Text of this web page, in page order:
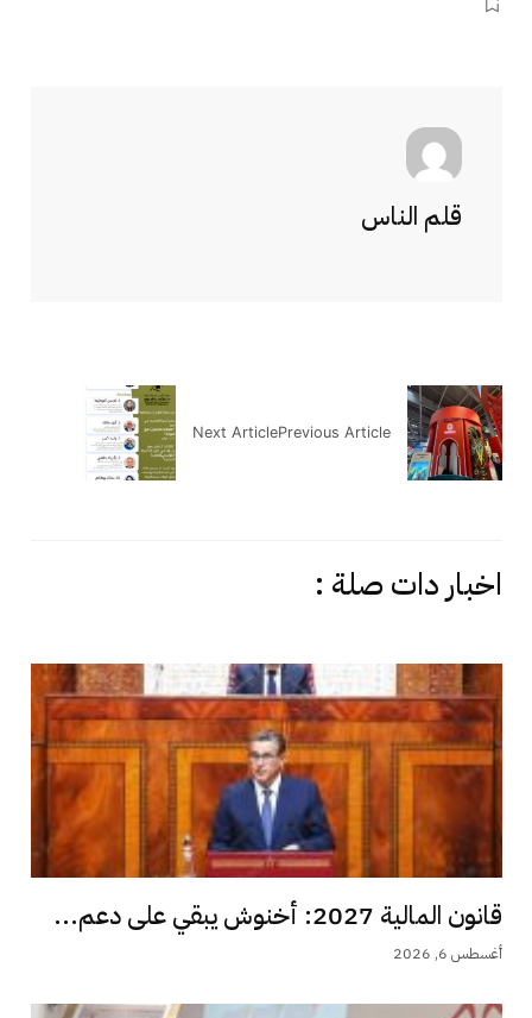
قلم الناس
Previous Article
Next Article
اخبار دات صلة :
قانون المالية 2027: أخنوش يبقي على دعم...
أغسطس 6, 2026